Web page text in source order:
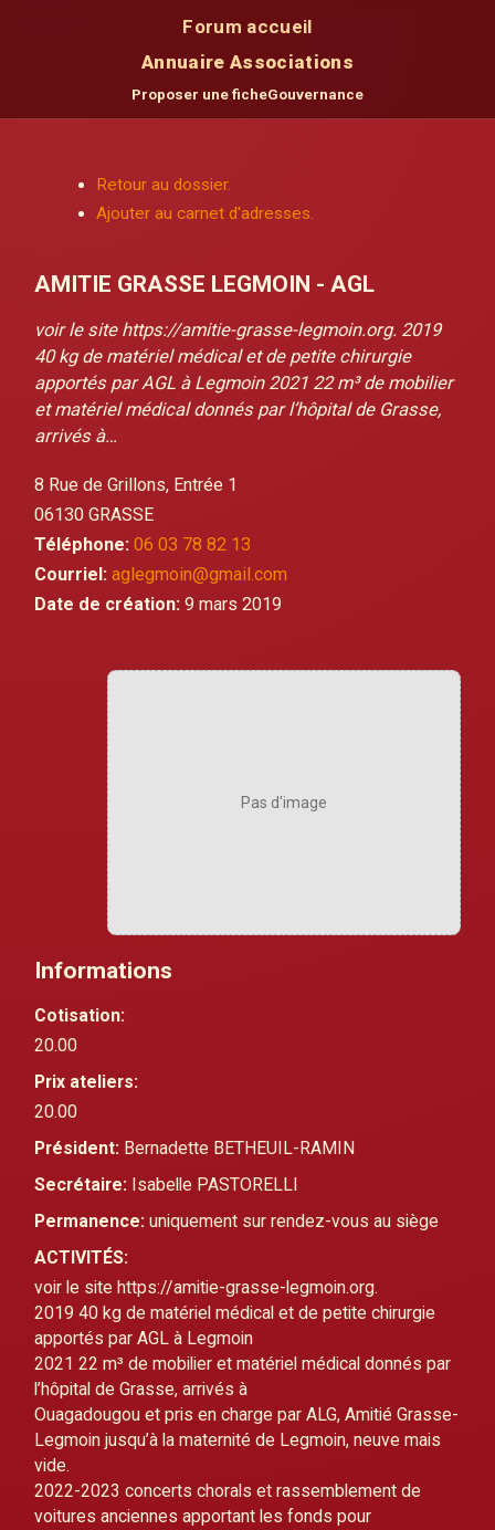
Forum accueil
Annuaire Associations
Proposer une ficheGouvernance
Retour au dossier.
Ajouter au carnet d'adresses.
AMITIE GRASSE LEGMOIN - AGL
voir le site https://amitie-grasse-legmoin.org. 2019
40 kg de matériel médical et de petite chirurgie
apportés par AGL à Legmoin 2021 22 m³ de mobilier
et matériel médical donnés par l’hôpital de Grasse,
arrivés à…
8 Rue de Grillons, Entrée 1
06130 GRASSE
Téléphone: 06 03 78 82 13
Courriel: aglegmoin@gmail.com
Date de création: 9 mars 2019
Pas d'image
Informations
Cotisation:
20.00
Prix ateliers:
20.00
Président: Bernadette BETHEUIL-RAMIN
Secrétaire: Isabelle PASTORELLI
Permanence: uniquement sur rendez-vous au siège
ACTIVITÉS:
voir le site https://amitie-grasse-legmoin.org.
2019 40 kg de matériel médical et de petite chirurgie
apportés par AGL à Legmoin
2021 22 m³ de mobilier et matériel médical donnés par
l’hôpital de Grasse, arrivés à
Ouagadougou et pris en charge par ALG, Amitié Grasse-
Legmoin jusqu’à la maternité de Legmoin, neuve mais
vide.
2022-2023 concerts chorals et rassemblement de
voitures anciennes apportant les fonds pour